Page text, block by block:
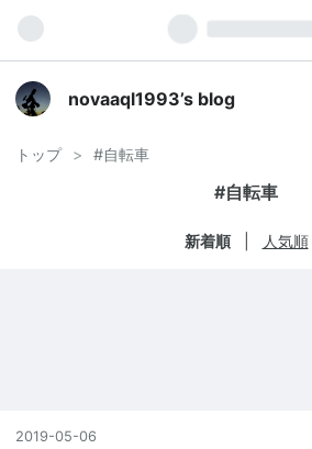
novaaql1993’s blog
トップ > #自転車
#自転車
新着順 人気順
2019-05-06